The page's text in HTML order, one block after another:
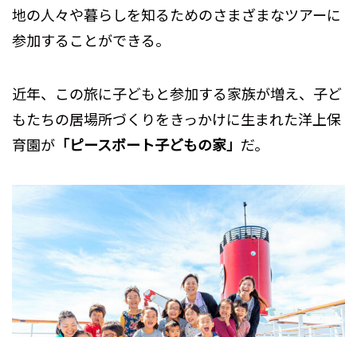
地の人々や暮らしを知るためのさまざまなツアーに
参加することができる。
近年、この旅に子どもと参加する家族が増え、子ど
もたちの居場所づくりをきっかけに生まれた洋上保
育園が 「ピースボート子どもの家」 だ。